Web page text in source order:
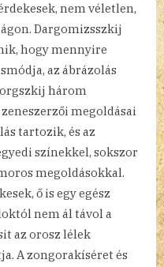
nem véletlen,
Dargomizsszkij
hogy mennyire
az ábrázolás
három
megoldásai
tartozik, és az
színekkel, sokszor
megoldásokkal.
ő is egy egész
nem ál távol a
az orosz lélek
A zongorakíséret és